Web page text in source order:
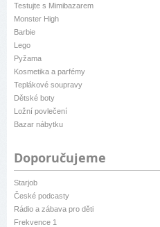
Testujte s Mimibazarem
Monster High
Barbie
Lego
Pyžama
Kosmetika a parfémy
Teplákové soupravy
Dětské boty
Ložní povlečení
Bazar nábytku
Doporučujeme
Starjob
České podcasty
Rádio a zábava pro děti
Frekvence 1